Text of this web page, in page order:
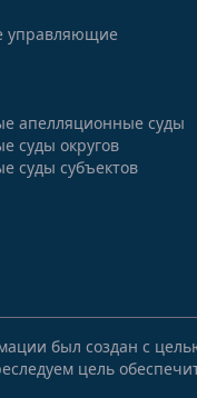
управляющие
апелляционные суды
суды округов
суды субъектов
был создан с
цель